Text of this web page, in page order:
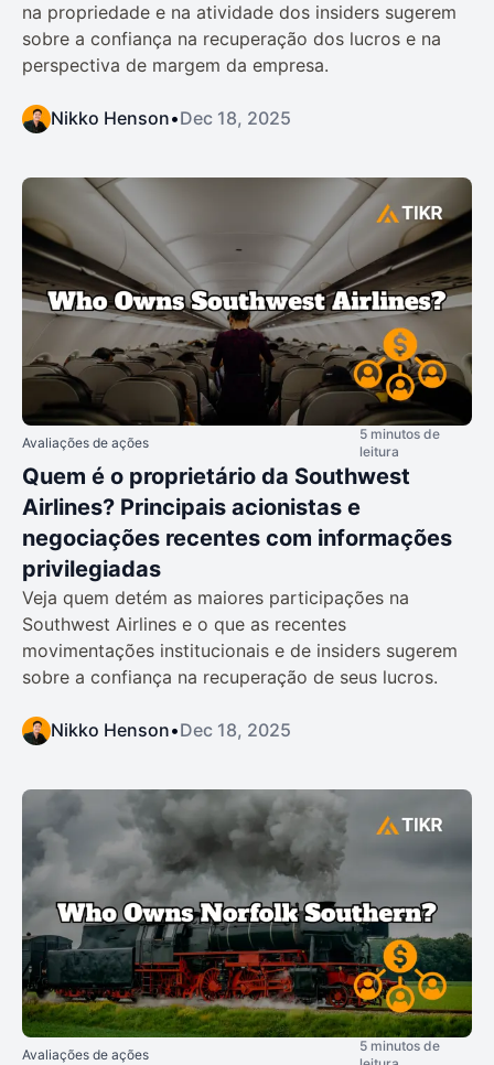
na propriedade e na atividade dos insiders sugerem
sobre a confiança na recuperação dos lucros e na
perspectiva de margem da empresa.
Nikko Henson•Dec 18, 2025
Avaliações de ações
5 minutos de
leitura
Quem é o proprietário da Southwest
Airlines? Principais acionistas e
negociações recentes com informações
privilegiadas
Veja quem detém as maiores participações na
Southwest Airlines e o que as recentes
movimentações institucionais e de insiders sugerem
sobre a confiança na recuperação de seus lucros.
Nikko Henson•Dec 18, 2025
Avaliações de ações
5 minutos de